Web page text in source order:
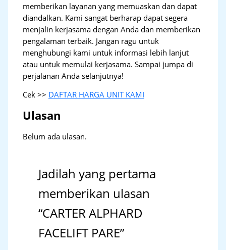
memberikan layanan yang memuaskan dan dapat
diandalkan. Kami sangat berharap dapat segera
menjalin kerjasama dengan Anda dan memberikan
pengalaman terbaik. Jangan ragu untuk
menghubungi kami untuk informasi lebih lanjut
atau untuk memulai kerjasama. Sampai jumpa di
perjalanan Anda selanjutnya!
Cek >> DAFTAR HARGA UNIT KAMI
Ulasan
Belum ada ulasan.
Jadilah yang pertama
memberikan ulasan
“CARTER ALPHARD
FACELIFT PARE”